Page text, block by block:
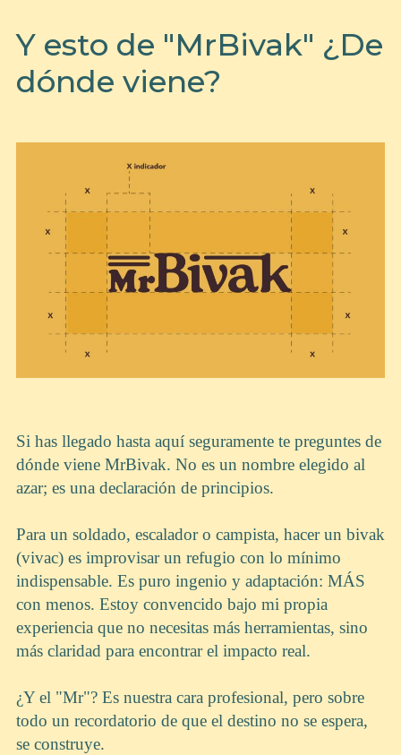
Y esto de "MrBivak" ¿De
dónde viene?
Si has llegado hasta aquí seguramente te preguntes de
dónde viene MrBivak. No es un nombre elegido al
azar; es una declaración de principios.
Para un soldado, escalador o campista, hacer un bivak
(vivac) es improvisar un refugio con lo mínimo
indispensable. Es puro ingenio y adaptación: MÁS
con menos. Estoy convencido bajo mi propia
experiencia que no necesitas más herramientas, sino
más claridad para encontrar el impacto real.
¿Y el "Mr"? Es nuestra cara profesional, pero sobre
todo un recordatorio de que el destino no se espera,
se construye.